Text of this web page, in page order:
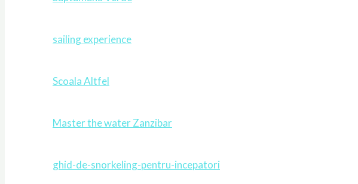
sailing experience
Scoala Altfel
Master the water Zanzibar
ghid-de-snorkeling-pentru-incepatori